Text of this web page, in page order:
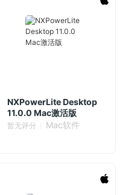
NXPowerLite Desktop
11.0.0 Mac激活版
暂无评分 Mac软件